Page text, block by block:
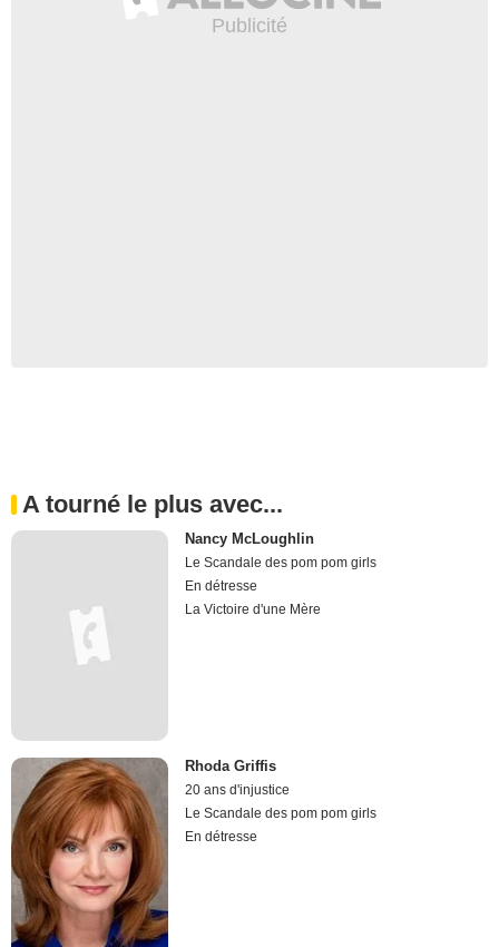
A tourné le plus avec...
Nancy McLoughlin
Le Scandale des pom pom girls
En détresse
La Victoire d'une Mère
Rhoda Griffis
20 ans d'injustice
Le Scandale des pom pom girls
En détresse